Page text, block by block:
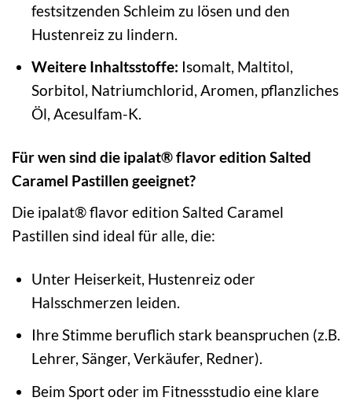
festsitzenden Schleim zu lösen und den
Hustenreiz zu lindern.
Weitere Inhaltsstoffe: Isomalt, Maltitol,
Sorbitol, Natriumchlorid, Aromen, pflanzliches
Öl, Acesulfam-K.
Für wen sind die ipalat® flavor edition Salted
Caramel Pastillen geeignet?
Die ipalat® flavor edition Salted Caramel
Pastillen sind ideal für alle, die:
Unter Heiserkeit, Hustenreiz oder
Halsschmerzen leiden.
Ihre Stimme beruflich stark beanspruchen (z.B.
Lehrer, Sänger, Verkäufer, Redner).
Beim Sport oder im Fitnessstudio eine klare